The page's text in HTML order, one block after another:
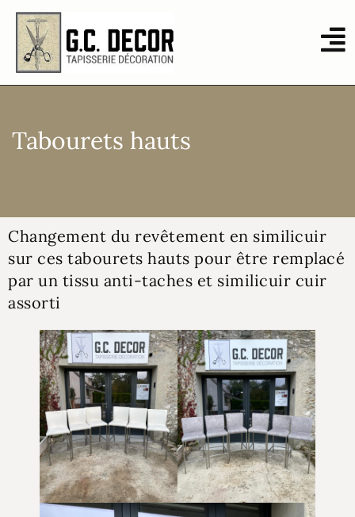
Tabourets hauts
Changement du revêtement en similicuir
sur ces tabourets hauts pour être remplacé
par un tissu anti-taches et similicuir cuir
assorti